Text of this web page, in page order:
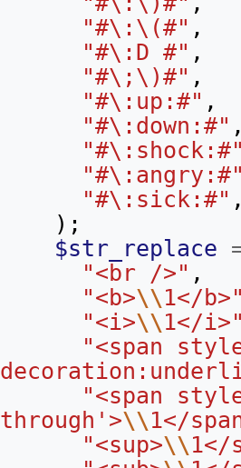
"#\:\(#" ,
"#\:D #" ,
"#\;\)#" ,
"#\:up:#" ,
"#\:down:#"
"#\:sick:#"
);
$str_replace
"<br />" ,
"<b>\\ 1</
"<i>\\ 1</
"<span
"<span
through'>\\ 1</
"<sup>\\ 1</